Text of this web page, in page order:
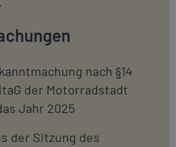
nach §14
der Motorradstadt
Jahr 2025
der Sitzung des